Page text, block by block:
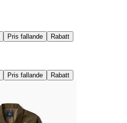
Pris fallande Rabatt
Pris fallande Rabatt